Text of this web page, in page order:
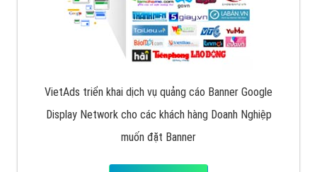
VietAds triển khai dịch vụ quảng cáo Banner Google
Display Network cho các khách hàng Doanh Nghiệp
muốn đặt Banner